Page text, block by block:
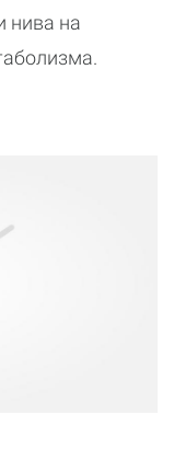
нива на